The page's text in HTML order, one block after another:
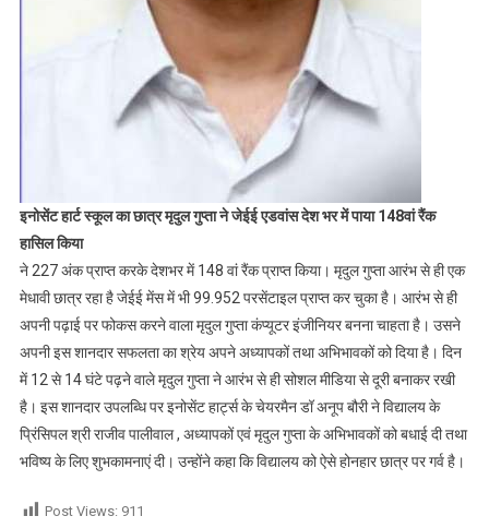
इनोसेंट हार्ट स्कूल का छात्र मृदुल गुप्ता ने जेईई एडवांस देश भर में पाया 148वां रैंक
हासिल किया
ने 227 अंक प्राप्त करके देशभर में 148 वां रैंक प्राप्त किया। मृदुल गुप्ता आरंभ से ही एक
मेधावी छात्र रहा है जेईई मेंस में भी 99.952 परसेंटाइल प्राप्त कर चुका है। आरंभ से ही
अपनी पढ़ाई पर फोकस करने वाला मृदुल गुप्ता कंप्यूटर इंजीनियर बनना चाहता है। उसने
अपनी इस शानदार सफलता का श्रेय अपने अध्यापकों तथा अभिभावकों को दिया है। दिन
में 12 से 14 घंटे पढ़ने वाले मृदुल गुप्ता ने आरंभ से ही सोशल मीडिया से दूरी बनाकर रखी
है। इस शानदार उपलब्धि पर इनोसेंट हार्ट्स के चेयरमैन डॉ अनूप बौरी ने विद्यालय के
प्रिंसिपल श्री राजीव पालीवाल , अध्यापकों एवं मृदुल गुप्ता के अभिभावकों को बधाई दी तथा
भविष्य के लिए शुभकामनाएं दी। उन्होंने कहा कि विद्यालय को ऐसे होनहार छात्र पर गर्व है।
Post Views: 911